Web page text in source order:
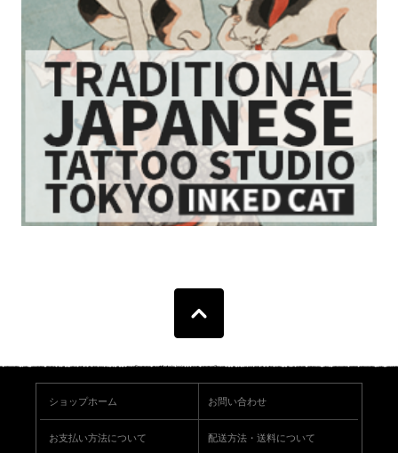
ショップホーム お問い合わせ
お支払い方法について 配送方法・送料について